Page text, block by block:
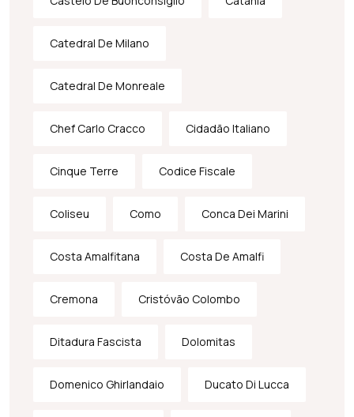
Catedral De Milano
Catedral De Monreale
Chef Carlo Cracco Cidadão Italiano
Cinque Terre Codice Fiscale
Coliseu Como Conca Dei Marini
Costa Amalfitana Costa De Amalfi
Cremona Cristóvão Colombo
Ditadura Fascista Dolomitas
Domenico Ghirlandaio Ducato Di Lucca